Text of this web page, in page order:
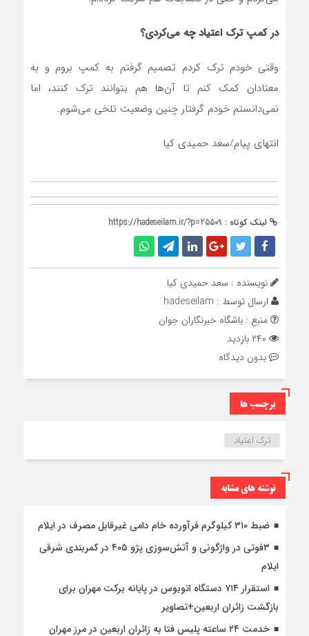
در کمپ ترک اعتیاد چه می‌کردی؟
وقتی خودم ترک کردم تصمیم گرفتم به کمپ بروم و به
معتادان کمک کنم تا آن‌ها هم بتوانند ترک کنند، اما
نمی‌دانستم خودم گرفتار چنین وضعیت تلخی می‌شوم.
انتهای پیام/سعد حمیدی کیا
لینک کوتاه : https://hadeseilam.ir/?p=25509
نویسنده : سعد حمیدی کیا
ارسال توسط : hadeseilam
منبع : باشگاه خبرنگاران جوان
بدون دیدگاه
برچسب ها
ترک اعتیاد
نوشته های مشابه
ضبط ۳۱۰ کیلوگرم فرآورده خام دامی غیرقابل مصرف در ایلام
۳فوتی در واژگونی و آتش‌سوزی پژو ۴۰۵ در کمربندی شرقی
ایلام
استقرار ۷۱۴ دستگاه اتوبوس در پایانه برکت مهران برای
بازگشت زائران اربعین+تصاویر
خدمت ۲۴ ساعته پلیس فتا به زائران اربعین در مرز مهران